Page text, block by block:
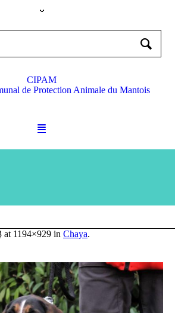
CIPAM
de Protection Animale du Mantois
at 1194×929 in Chaya.